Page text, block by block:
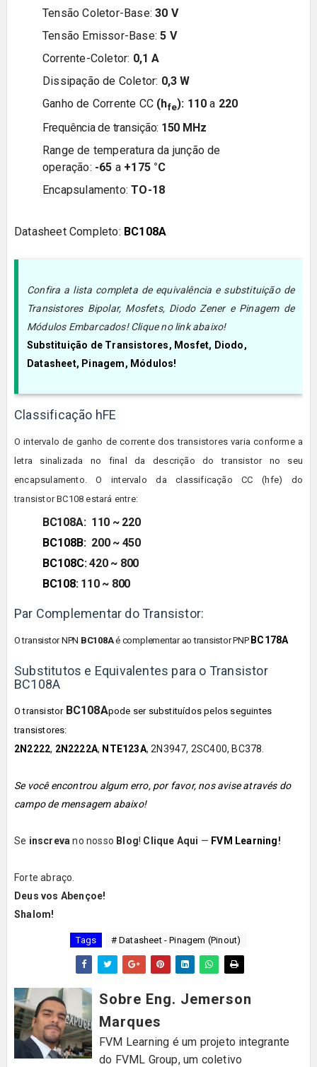
Tensão Coletor-Base:30 V
Tensão Emissor-Base:5 V
Corrente-Coletor: 0,1 A
Dissipação de Coletor: 0,3 W
Ganho de Corrente CC (hfe): 110 a 220
Frequência de transição: 150 MHz
Range de temperatura da junção de
operação: -65 a+175 °C
Encapsulamento:TO-18
Datasheet Completo: BC108A
Confira a lista completa de equivalência e substituição de
Transistores Bipolar, Mosfets, Diodo Zener e Pinagem de
Módulos Embarcados! Clique no link abaixo!
Substituição de Transistores, Mosfet, Diodo,
Datasheet, Pinagem, Módulos!
Classificação hFE
O intervalo de ganho de corrente dos transistores varia conforme a
letra sinalizada no final da descrição do transistor no seu
encapsulamento. O intervalo da classificação CC (hfe) do
transistorBC108 estará entre:
BC108A: 110 ~ 220
BC108B:200 ~ 450
BC108C: 420 ~ 800
BC108: 110 ~ 800
Par Complementar do Transistor:
O transistor NPN BC108Aécomplementar ao transistorPNP BC178A
Substitutos e Equivalentes para o Transistor
BC108A
O transistor BC108Apode ser substituídos pelos seguintes
transistores:
2N2222, 2N2222A, NTE123A,2N3947, 2SC400, BC378.
Se você encontrou algum erro, por favor, nos avise através do
campo de mensagem abaixo!
Se inscreva no nosso Blog! Clique Aqui — FVM Learning!
Forte abraço.
Deus vos Abençoe!
Shalom!
Tags # Datasheet - Pinagem (Pinout)
Sobre Eng. Jemerson
Marques
FVM Learning é um projeto integrante
do FVML Group, um coletivo